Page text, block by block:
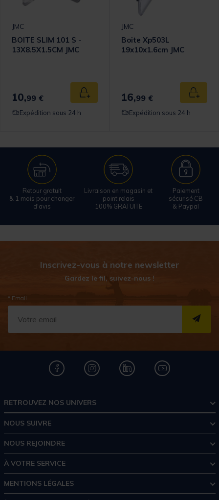
panier
JMC
BOITE SLIM 101 S -
13X8.5X1.5CM JMC
10,99 € Ajouter au panier
Expédition sous 24 h
JMC
Boite Xp503L
19x10x1.6cm JMC
16,99 €
Expédition sous 24 h
Retour gratuit
& 1 mois pour changer
d'avis
Livraison en magasin et
point relais
100% GRATUITE
Paiement
sécurisé CB
& Paypal
Inscrivez-vous à notre newsletter
Gardez le fil, suivez-nous !
* Email
RETROUVEZ NOS UNIVERS
NOUS SUIVRE
NOUS REJOINDRE
À VOTRE SERVICE
MENTIONS LÉGALES